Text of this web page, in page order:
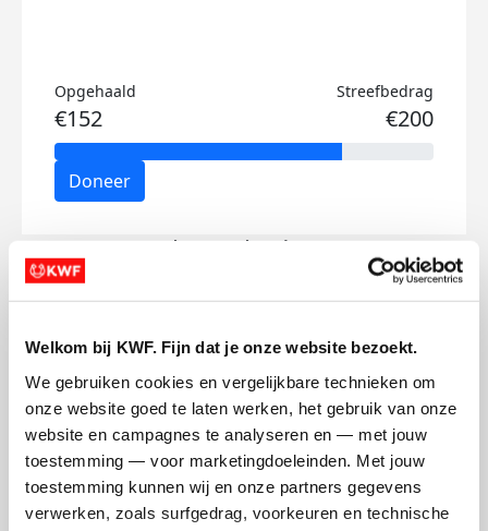
Welkom bij KWF. Fijn dat je onze website bezoekt.
We gebruiken cookies en vergelijkbare technieken om
onze website goed te laten werken, het gebruik van onze
website en campagnes te analyseren en — met jouw
toestemming — voor marketingdoeleinden. Met jouw
toestemming kunnen wij en onze partners gegevens
verwerken, zoals surfgedrag, voorkeuren en technische
Opgehaald
€152
Streefbedrag
€200
Doneer
Floor's badges